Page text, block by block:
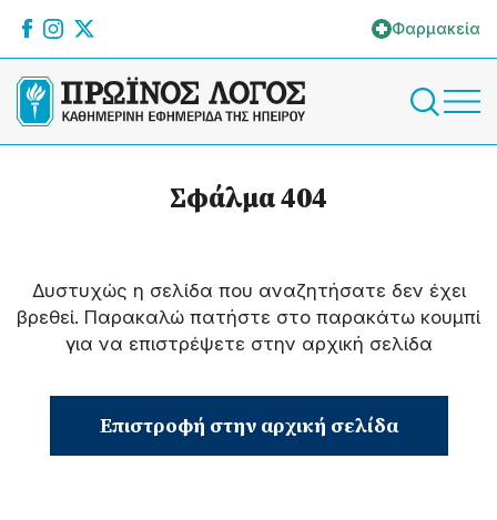
Φαρμακεία
Σφάλμα 404
Δυστυχώς η σελίδα που αναζητήσατε δεν έχει
βρεθεί. Παρακαλώ πατήστε στο παρακάτω κουμπί
για να επιστρέψετε στην αρχική σελίδα
Επιστροφή στην αρχική σελίδα